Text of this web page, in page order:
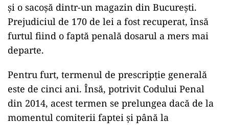
și o sacoșă dintr-un magazin din București.
Prejudiciul de 170 de lei a fost recuperat, însă
furtul fiind o faptă penală dosarul a mers mai
departe.
Pentru furt, termenul de prescripție generală
este de cinci ani. Însă, potrivit Codului Penal
din 2014, acest termen se prelungea dacă de la
momentul comiterii faptei și până la